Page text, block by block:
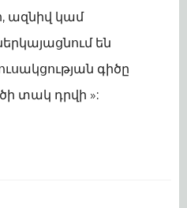
ազնիվ կամ
են
գիծը
տակ դրվի »: